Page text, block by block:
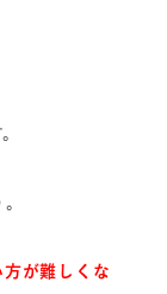
が難しくな